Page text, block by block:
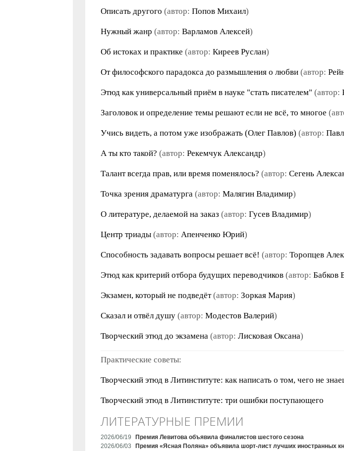
Описать другого (автор: Попов Михаил)
Нужный жанр (автор: Варламов Алексей)
Об истоках и практике (автор: Киреев Руслан)
От философского парадокса до размышления о любви(автор:
Этюд как универсальный приём в науке "стать писателем" (автор:
Заголовок и определение темы решают если не всё, то многое
Учись видеть, а потом уже изображать (Олег Павлов) (автор:
А ты кто такой? (автор: Рекемчук Александр)
Талант всегда прав, или время поменялось? (автор: Сегень
Точка зрения драматурга (автор: Малягин Владимир)
О литературе, делаемой на заказ (автор: Гусев Владимир)
Центр триады(автор: Апенченко Юрий)
Способность задавать вопросы решает всё! (автор: Торопцев
Этюд как критерий отбора будущих переводчиков(автор: Бабков
Экзамен, который не подведёт(автор: Зоркая Мария)
Сказал и отвёл душу(автор: Модестов Валерий)
Творческий этюд до экзамена (автор: Лисковая Оксана)
Практические советы:
Творческий этюд в Литинституте: как написать о том, чего не
Творческий этюд в Литинституте: три ошибки поступающего
ЛИТЕРАТУРНЫЕ ПРЕМИИ
2026/06/19
Премия Левитова объявила финалистов шестого сезона
2026/06/03
Премия «Ясная Поляна» объявила шорт-лист лучших иностранных